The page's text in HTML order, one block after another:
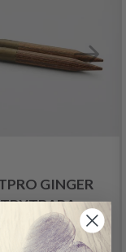
GINGER
KORTA
12.00 MM)